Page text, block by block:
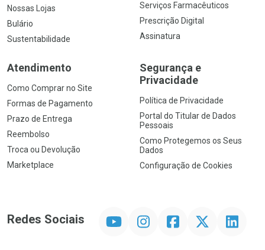
Nossas Lojas
Bulário
Sustentabilidade
Serviços Farmacêuticos
Prescrição Digital
Assinatura
Atendimento
Como Comprar no Site
Formas de Pagamento
Prazo de Entrega
Reembolso
Troca ou Devolução
Marketplace
Segurança e
Privacidade
Política de Privacidade
Portal do Titular de Dados
Pessoais
Como Protegemos os Seus
Dados
Configuração de Cookies
Redes Sociais InstagramFacebookTwitter Linkedin